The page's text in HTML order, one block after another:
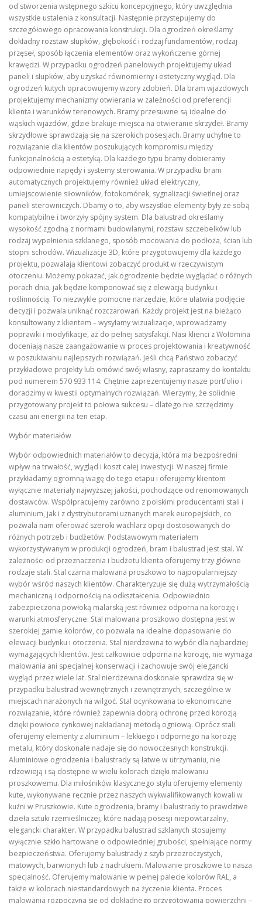
od stworzenia wstępnego szkicu koncepcyjnego, który uwzględnia
wszystkie ustalenia z konsultacji. Następnie przystępujemy do
szczegółowego opracowania konstrukcji. Dla ogrodzeń określamy
dokładny rozstaw słupków, głębokość i rodzaj fundamentów, rodzaj
przęseł, sposób łączenia elementów oraz wykończenie górnej
krawędzi. W przypadku ogrodzeń panelowych projektujemy układ
paneli i słupków, aby uzyskać równomierny i estetyczny wygląd. Dla
ogrodzeń kutych opracowujemy wzory zdobień. Dla bram wjazdowych
projektujemy mechanizmy otwierania w zależności od preferencji
klienta i warunków terenowych. Bramy przesuwne są idealne do
wąskich wjazdów, gdzie brakuje miejsca na otwieranie skrzydeł. Bramy
skrzydłowe sprawdzają się na szerokich posesjach. Bramy uchylne to
rozwiązanie dla klientów poszukujących kompromisu między
funkcjonalnością a estetyką. Dla każdego typu bramy dobieramy
odpowiednie napędy i systemy sterowania. W przypadku bram
automatycznych projektujemy również układ elektryczny,
umiejscowienie siłowników, fotokomórek, sygnalizacji świetlnej oraz
paneli sterowniczych. Dbamy o to, aby wszystkie elementy były ze sobą
kompatybilne i tworzyły spójny system. Dla balustrad określamy
wysokość zgodną z normami budowlanymi, rozstaw szczebelków lub
rodzaj wypełnienia szklanego, sposób mocowania do podłoża, ścian lub
stopni schodów. Wizualizacje 3D, które przygotowujemy dla każdego
projektu, pozwalają klientowi zobaczyć produkt w rzeczywistym
otoczeniu. Możemy pokazać, jak ogrodzenie będzie wyglądać o różnych
porach dnia, jak będzie komponować się z elewacją budynku i
roślinnością. To niezwykle pomocne narzędzie, które ułatwia podjęcie
decyzji i pozwala uniknąć rozczarowań. Każdy projekt jest na bieżąco
konsultowany z klientem – wysyłamy wizualizacje, wprowadzamy
poprawki i modyfikacje, aż do pełnej satysfakcji. Nasi klienci z Wołomina
doceniają nasze zaangażowanie w proces projektowania i kreatywność
w poszukiwaniu najlepszych rozwiązań. Jeśli chcą Państwo zobaczyć
przykładowe projekty lub omówić swój własny, zapraszamy do kontaktu
pod numerem 570 933 114. Chętnie zaprezentujemy nasze portfolio i
doradzimy w kwestii optymalnych rozwiązań. Wierzymy, że solidnie
przygotowany projekt to połowa sukcesu – dlatego nie szczędzimy
czasu ani energii na ten etap.
Wybór materiałów
Wybór odpowiednich materiałów to decyzja, która ma bezpośredni
wpływ na trwałość, wygląd i koszt całej inwestycji. W naszej firmie
przykładamy ogromną wagę do tego etapu i oferujemy klientom
wyłącznie materiały najwyższej jakości, pochodzące od renomowanych
dostawców. Współpracujemy zarówno z polskimi producentami stali i
aluminium, jak i z dystrybutorami uznanych marek europejskich, co
pozwala nam oferować szeroki wachlarz opcji dostosowanych do
różnych potrzeb i budżetów. Podstawowym materiałem
wykorzystywanym w produkcji ogrodzeń, bram i balustrad jest stal. W
zależności od przeznaczenia i budżetu klienta oferujemy trzy główne
rodzaje stali. Stal czarna malowana proszkowo to najpopularniejszy
wybór wśród naszych klientów. Charakteryzuje się dużą wytrzymałością
mechaniczną i odpornością na odkształcenia. Odpowiednio
zabezpieczona powłoką malarską jest również odporna na korozję i
warunki atmosferyczne. Stal malowana proszkowo dostępna jest w
szerokiej gamie kolorów, co pozwala na idealne dopasowanie do
elewacji budynku i otoczenia. Stal nierdzewna to wybór dla najbardziej
wymagających klientów. Jest całkowicie odporna na korozję, nie wymaga
malowania ani specjalnej konserwacji i zachowuje swój elegancki
wygląd przez wiele lat. Stal nierdzewna doskonale sprawdza się w
przypadku balustrad wewnętrznych i zewnętrznych, szczególnie w
miejscach narażonych na wilgoć. Stal ocynkowana to ekonomiczne
rozwiązanie, które również zapewnia dobrą ochronę przed korozją
dzięki powłoce cynkowej nakładanej metodą ogniową. Oprócz stali
oferujemy elementy z aluminium – lekkiego i odpornego na korozję
metalu, który doskonale nadaje się do nowoczesnych konstrukcji.
Aluminiowe ogrodzenia i balustrady są łatwe w utrzymaniu, nie
rdzewieją i są dostępne w wielu kolorach dzięki malowaniu
proszkowemu. Dla miłośników klasycznego stylu oferujemy elementy
kute, wykonywane ręcznie przez naszych wykwalifikowanych kowali w
kuźni w Pruszkowie. Kute ogrodzenia, bramy i balustrady to prawdziwe
dzieła sztuki rzemieślniczej, które nadają posesji niepowtarzalny,
elegancki charakter. W przypadku balustrad szklanych stosujemy
wyłącznie szkło hartowane o odpowiedniej grubości, spełniające normy
bezpieczeństwa. Oferujemy balustrady z szyb przezroczystych,
matowych, barwionych lub z nadrukiem. Malowanie proszkowe to nasza
specjalność. Oferujemy malowanie w pełnej palecie kolorów RAL, a
także w kolorach niestandardowych na życzenie klienta. Proces
malowania rozpoczyna się od dokładnego przygotowania powierzchni –